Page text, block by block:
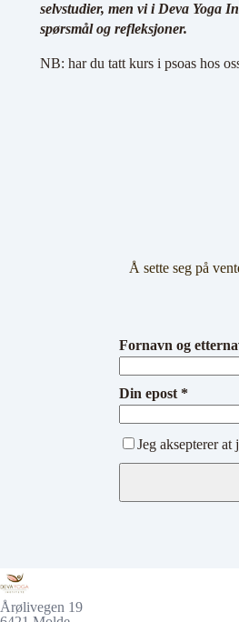
selvstudier, men vi i Deva Yoga
spørsmålog refleksjoner.
NB: har du tatt kurs i psoas hos
Å sette seg på
Fornavn og
Din epost *
Jeg aksepterer
Årølivegen 19